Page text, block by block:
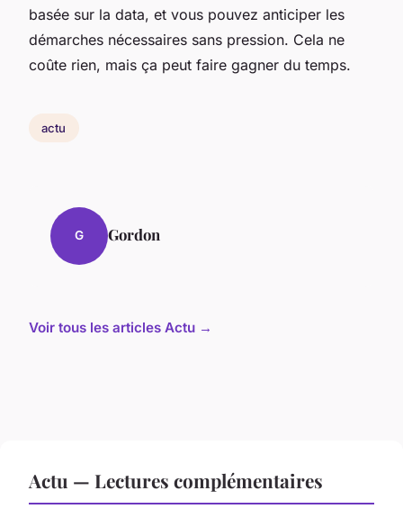
basée sur la data, et vous pouvez anticiper les
démarches nécessaires sans pression. Cela ne
coûte rien, mais ça peut faire gagner du temps.
actu
G Gordon
Voir tous les articles Actu →
Actu — Lectures complémentaires